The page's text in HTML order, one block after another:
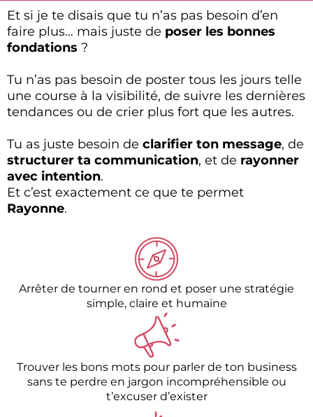
Et si je te disais que tu n’as pas besoin d’en
faire plus… mais juste de poser les bonnes
fondations ?
Tu n’as pas besoin de poster tous les jours telle
une course à la visibilité, de suivre les dernières
tendances ou de crier plus fort que les autres.
Tu as juste besoin de clarifier ton message, de
structurer ta communication, et de rayonner
avec intention.
Et c’est exactement ce que te permet
Rayonne.
Arrêter de tourner en rond et poser une stratégie
simple, claire et humaine
Trouver les bons mots pour parler de ton business
sans te perdre en jargon incompréhensible ou
t’excuser d’exister